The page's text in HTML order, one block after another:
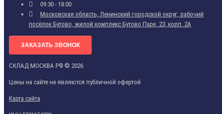
09:30 - 18:00
Московская область, Ленинский городской округ, рабочий
посёлок Бутово, жилой комплекс Бутово Парк, 23, корп. 2А
ЗАКАЗАТЬ ЗВОНОК
СКЛАД МОСКВА РФ © 2026
Цены на сайте не являются публичной офертой
Карта сайта